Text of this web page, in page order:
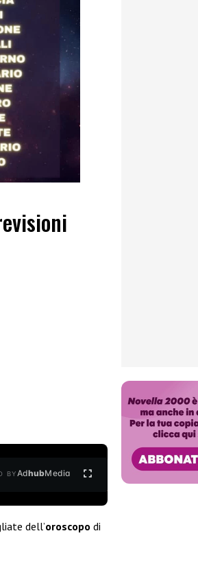
BYAdhubMedia
dell’oroscopo di